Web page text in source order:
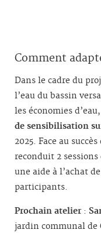
Comment
Dans le cadre du
l’eau du bassin
les économies
de sensibilisation
2025. Face au
reconduit 2
une aide à l’achat
participants.
Prochain atelier:
jardin communal de